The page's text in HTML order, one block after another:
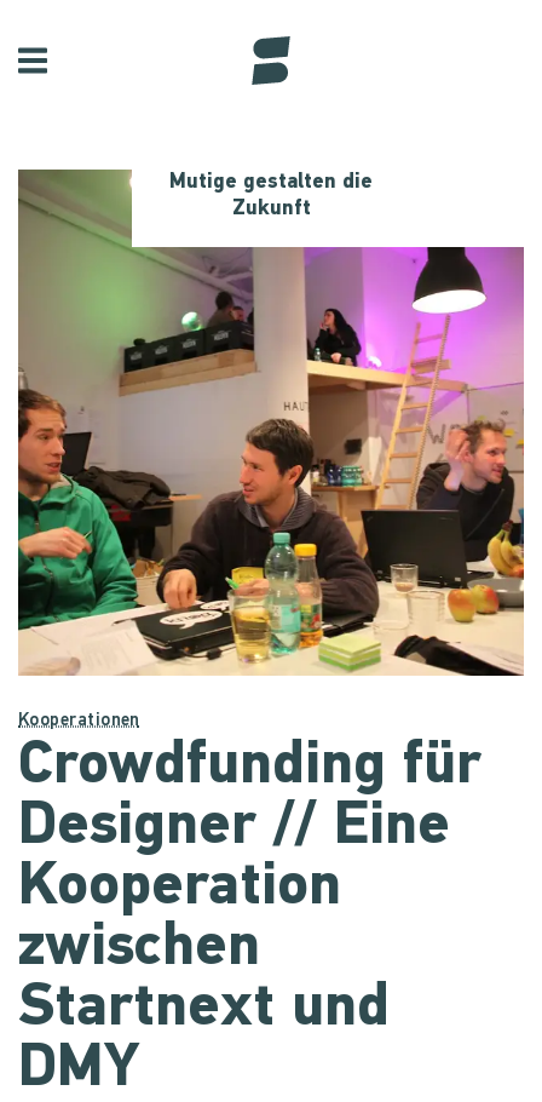
Mutige gestalten die
Zukunft
Kooperationen
Crowdfunding für
Designer // Eine
Kooperation
zwischen
Startnext und
DMY